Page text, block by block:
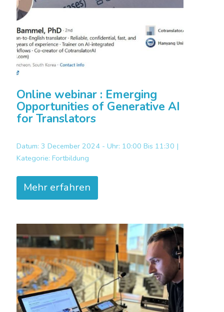
Online webinar : Emerging
Opportunities of Generative AI
for Translators
Datum: 3 December 2024 - Uhr: 10:00 Bis 11:30 |
Kategorie: Fortbildung
Mehr erfahren